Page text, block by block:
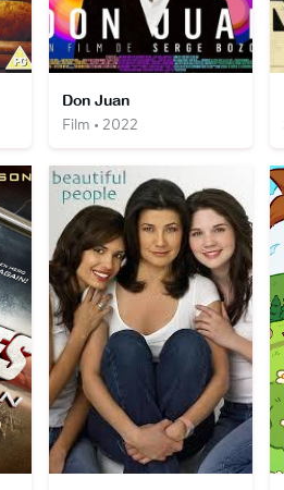
Don Juan
Film • 2022